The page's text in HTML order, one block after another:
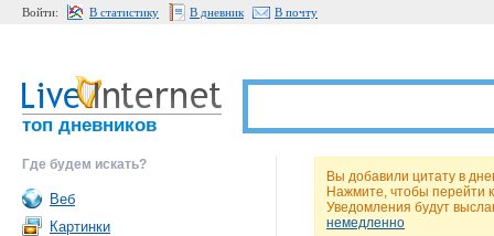
Войти: В статистику В дневник В почту
топ дневников
Вы добавили цитату в
Нажмите, чтобы перейти
Уведомления будут
немедленно
Где будем искать?
Веб
Картинки